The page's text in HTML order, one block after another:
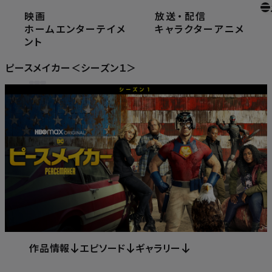
映画
ホームエンターテイメ
ント
放送 ・ 配信
キャラクター アニメ
ホームエンターテイメント
ピースメイカー＜シーズン１＞
ピースメイカー＜シーズン１＞
作品情報 エピソード ギャラリー